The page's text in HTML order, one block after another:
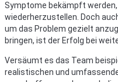
Symptome bekämpft
wiederherzustellen. Doch
um das Problem gezielt
bringen, ist der Erfolg bei
Versäumt es das Team
realistischen und